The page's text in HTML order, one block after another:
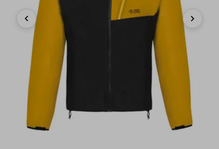
Previous Next